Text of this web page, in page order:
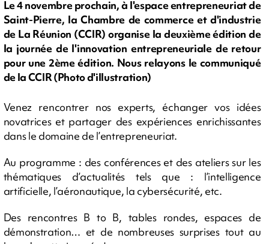
Le 4 novembre prochain, à l'espace entrepreneuriat de
Saint-Pierre, la Chambre de commerce et d'industrie
de La Réunion (CCIR) organise la deuxième édition de
la journée de l'innovation entrepreneuriale de retour
pour une 2ème édition. Nous relayons le communiqué
de la CCIR (Photo d'illustration)
Venez rencontrer nos experts, échanger vos idées
novatrices et partager des expériences enrichissantes
dans le domaine de l’entrepreneuriat.
Au programme : des conférences et des ateliers sur les
thématiques d’actualités tels que : l’intelligence
artificielle, l’aéronautique, la cybersécurité, etc.
Des rencontres B to B, tables rondes, espaces de
démonstration… et de nombreuses surprises tout au